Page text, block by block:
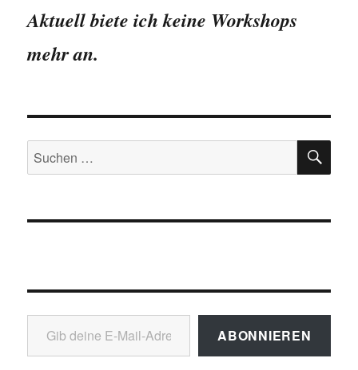
Subjektives
Aktuell biete ich keine Workshops
mehr an.
Suchen
nach:
Gib deine E-Mail-Adresse ein ...
ABONNIEREN